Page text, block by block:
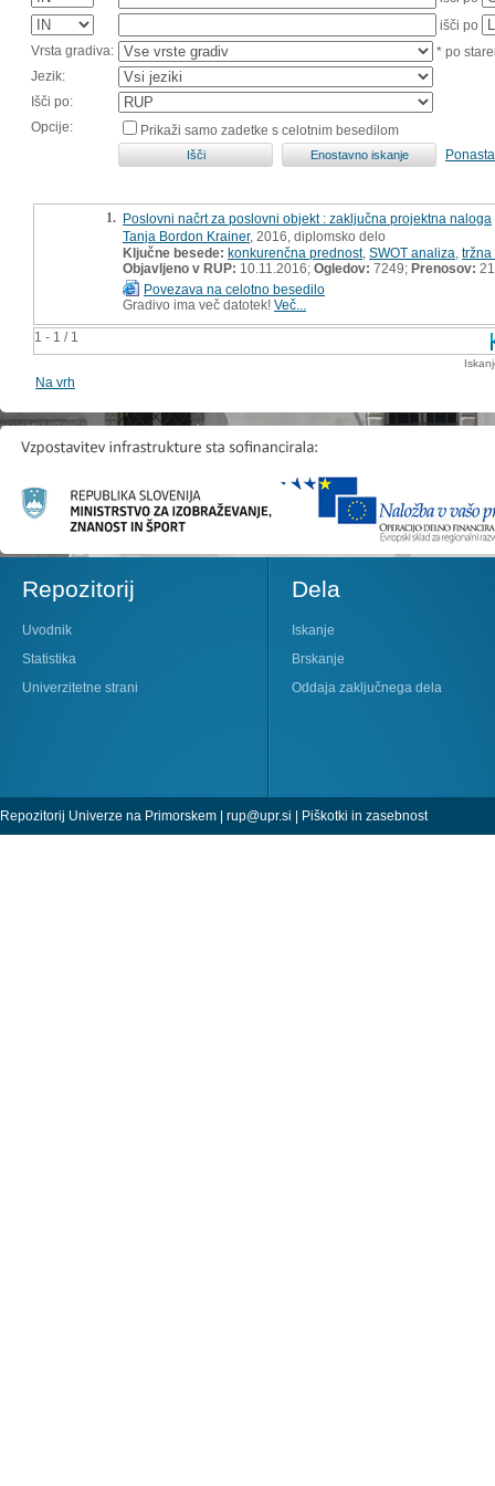
išči po
Vrsta gradiva:
* po
Jezik:
Išči po:
Opcije:
Prikaži samo zadetke s celotnim besedilom
1 - 1 / 1
1. Poslovni načrt za poslovni objekt : zaključna projektna naloga
Tanja Bordon Krainer, 2016, diplomsko delo
Ključne besede: konkurenčna prednost, SWOT analiza tržna
Objavljeno v RUP: 10.11.2016; Ogledov: 7249; Prenosov:
Povezava na celotno besedilo
Gradivo ima več datotek! Več...
Na vrh
Repozitorij
Uvodnik
Statistika
Univerzitetne strani
Dela
Iskanje
Brskanje
Oddaja zaključnega dela
Repozitorij Univerze na Primorskem | rup@upr.si | Piškotki in zasebnost